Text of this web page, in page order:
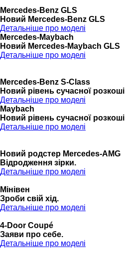
Mercedes-Benz GLS
Новий Mercedes-Benz GLS
Детальніше про моделі
Mercedes-Maybach
Новий Mercedes-Maybach GLS
Детальніше про моделі
Mercedes-Benz S-Class
Новий рівень сучасної розкоші
Детальніше про моделі
Maybach
Новий рівень сучасної розкоші
Детальніше про моделі
Новий родстер Mercedes-AMG
Відродження зірки.
Детальніше про моделі
Мінівен
Зроби свій хід.
Детальніше про моделі
4-Door Coupé
Заяви про себе.
Детальніше про моделі